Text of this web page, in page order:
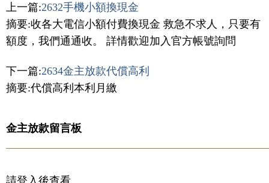
上一篇:2632手機小額換現金
摘要:收各大電信小額付費換現金 救急不求人，只要有
額度，我們通通收。 詳情歡迎加入官方帳號詢問
下一篇:2634金主放款代償高利
摘要:代償高利本利月繳
金主放款留言板
請登入後查看